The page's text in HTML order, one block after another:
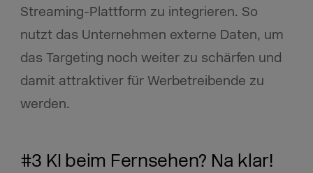
Streaming-Plattform zu integrieren. So
nutzt das Unternehmen externe Daten, um
das Targeting noch weiter zu schärfen und
damit attraktiver für Werbetreibende zu
werden.
#3 KI beim Fernsehen? Na klar!